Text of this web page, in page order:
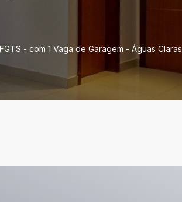
- com 1 Vaga de Garagem - Águas Claras